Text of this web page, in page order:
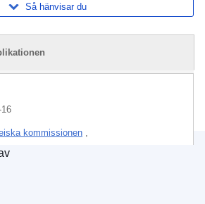
Så hänvisar du
kommissionen ,
för konkurrens
publikationsbyrå